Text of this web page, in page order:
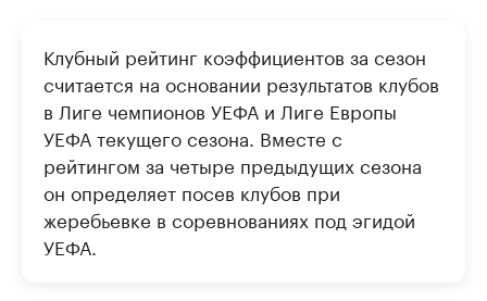
Клубный рейтинг коэффициентов за сезон
считается на основании результатов клубов
в Лиге чемпионов УЕФА и Лиге Европы
УЕФА текущего сезона. Вместе с
рейтингом за четыре предыдущих сезона
он определяет посев клубов при
жеребьевке в соревнованиях под эгидой
УЕФА.